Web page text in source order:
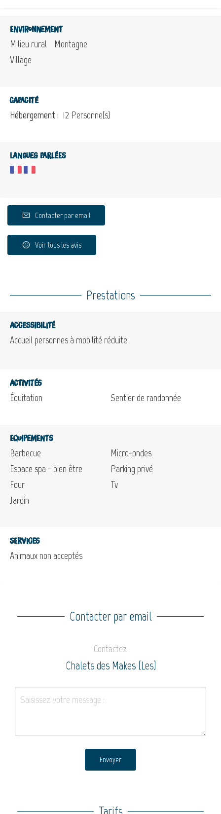
Environnement
Milieu rural
Montagne
Village
Capacité
Hébergement : 12 Personne(s)
Langues parlées
Contacter par email
Voir tous les avis
Prestations
Accessibilité
Accueil personnes à mobilité réduite
Activités
Équitation Sentier de randonnée
Equipements
Barbecue
Espace spa - bien être
Four
Jardin
Micro-ondes
Parking privé
Tv
Services
Animaux non acceptés
Contacter par email
Contactez
Chalets des Makes (Les)
Envoyer
Tarifs